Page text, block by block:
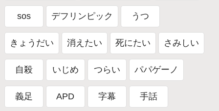
sos デフリンピック うつ
きょうだい 消えたい 死にたい さみしい
自殺 いじめ つらい パパゲーノ
義足 APD 字幕 手話